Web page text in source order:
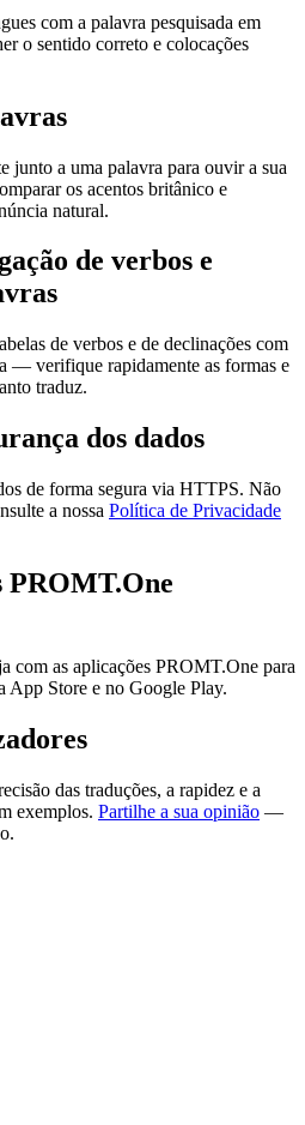
com a palavra pesquisada em
o sentido correto e colocações
junto a uma palavra para ouvir a sua
os acentos britânico e
natural.
de verbos e
de verbos e de declinações com
— verifique rapidamente as formas e
traduz.
dos dados
de forma segura via HTTPS. Não
a nossa Política de Privacidade
PROMT.One
com as aplicações PROMT.One para
App Store e no Google Play.
das traduções, a rapidez e a
exemplos. Partilhe a sua opinião —